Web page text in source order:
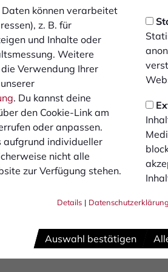
Daten können verarbeitet
z. B. für
und Inhalte oder
Weitere
Verwendung Ihrer
. Du kannst deine
den Cookie-Link am
oder anpassen.
aufgrund individueller
nicht alle
zur Verfügung stehen.
Details | Datenschutzerklärung
Auswahl bestätigen
nicht angeboten. Auf der
1,5 Meter Stocklänge mit Plastik-
Stocklänge
Ersatzakkus
einsehbar inkl. einem Satz
Stocklänge mit Plastik-Leerrohr